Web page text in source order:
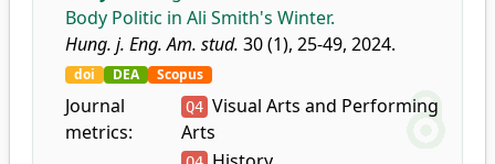
Body Politic in Ali Smith's Winter.
Hung. j. Eng. Am. stud. 30 (1), 25-49, 2024.
doi DEA Scopus
Journal
metrics:
Q4 Visual Arts and Performing
Arts